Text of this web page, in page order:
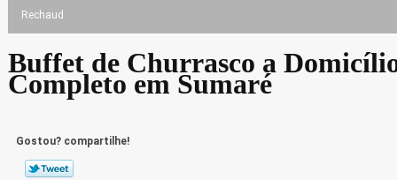
Rechaud
Buffet de Churrasco a
Completo em Sumaré
Gostou? compartilhe!